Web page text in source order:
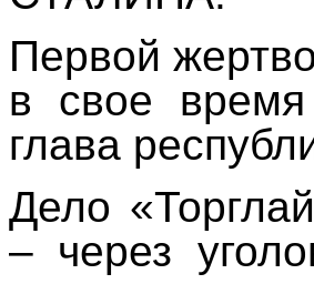
Первой
в свое
глава
Дело
– через